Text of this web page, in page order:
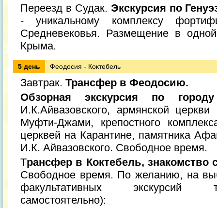
Переезд в Судак. Экскурсия по
- уникальному комплексу
Средневековья. Размещение в
Крыма.
5 день Феодосия - Коктебель
Завтрак. Трансфер в Феодосию.
Обзорная экскурсия по городу
И.К.Айвазовского, армянской церкви
Муфти-Джами, крепостного
церквей на Карантине, памятника
И.К. Айвазовского. Свободное время.
Трансфер в Коктебель, знакомство
Свободное время. По желанию, на
факультативных экскурсий
самостоятельно):